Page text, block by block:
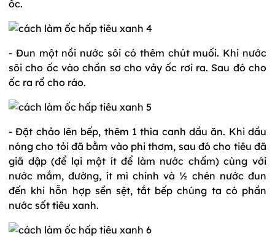
ốc.
- Đun một nồi nước sôi có thêm chút muối. Khi nước
sôi cho ốc vào chần sơ cho vảy ốc rơi ra. Sau đó cho
ốc ra rổ cho ráo.
- Đặt chảo lên bếp, thêm 1 thìa canh dầu ăn. Khi dầu
nóng cho tỏi đã bằm vào phi thơm, sau đó cho tiêu đã
giã dập (để lại một ít để làm nước chấm) cùng với
nước mắm, đường, ít mì chính và ½ chén nước đun
đến khi hỗn hợp sền sệt, tắt bếp chúng ta có phần
nước sốt tiêu xanh.